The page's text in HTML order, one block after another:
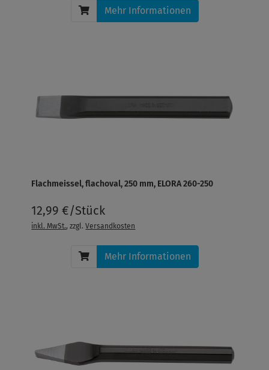
Mehr Informationen
Flachmeissel, flachoval, 250 mm, ELORA 260-250
12,99 €/Stück
inkl. MwSt., zzgl.Versandkosten
Mehr Informationen